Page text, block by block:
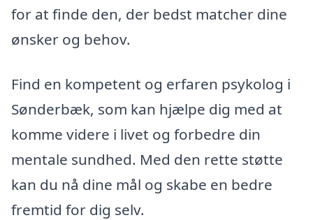
for at finde den, der bedst matcher dine
ønsker og behov.
Find en kompetent og erfaren psykolog i
Sønderbæk, som kan hjælpe dig med at
komme videre i livet og forbedre din
mentale sundhed. Med den rette støtte
kan du nå dine mål og skabe en bedre
fremtid for dig selv.